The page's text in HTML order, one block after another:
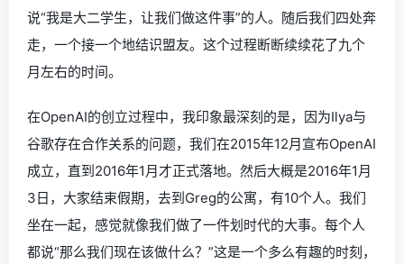
说“我是大二学生，让我们做这件事”的人。随后我们四处奔
走，一个接一个地结识盟友。这个过程断断续续花了九个
月左右的时间。
在OpenAI的创立过程中，我印象最深刻的是，因为Ilya与
谷歌存在合作关系的问题，我们在2015年12月宣布OpenAI
成立，直到2016年1月才正式落地。然后大概是2016年1月
3日，大家结束假期，去到Greg的公寓，有10个人。我们
坐在一起，感觉就像我们做了一件划时代的大事。每个人
都说“那么我们现在该做什么？”这是一个多么有趣的时刻，